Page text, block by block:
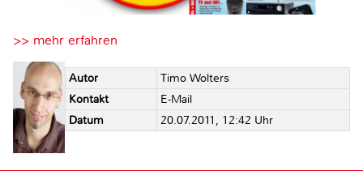
>> mehr erfahren
Autor
Timo Wolters
Kontakt
E-Mail
Datum
20.07.2011, 12:42 Uhr